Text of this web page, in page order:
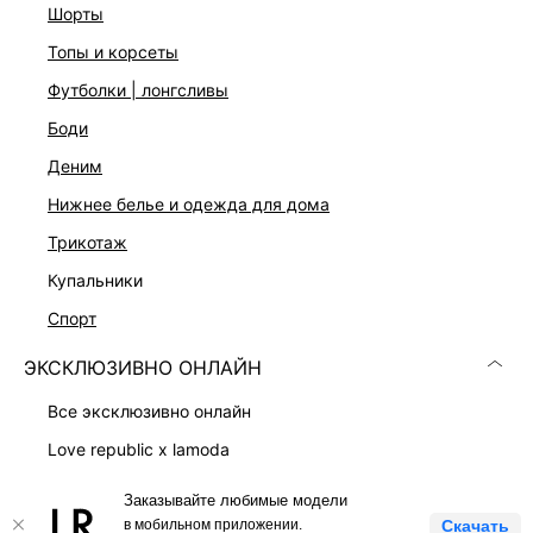
Заказывайте любимые модели
в мобильном приложении. Скачать
шорты
топы и корсеты
футболки | лонгсливы
боди
деним
нижнее белье и одежда для дома
трикотаж
купальники
спорт
ЭКСКЛЮЗИВНО ОНЛАЙН
все эксклюзивно онлайн
love republic x lamoda
костюмы
в AppStore
КАТАЛОГ
КОМПАНИЯ
КЛИЕНТАМ
ЛИЧНЫЙ КАБИНЕТ
LOVE REPUBLIC © 2009 - 2026